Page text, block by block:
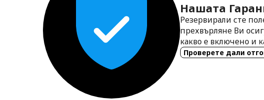
Нашата
Резервирали сте
прехвърляне Ви
какво е включено и
Проверете дали